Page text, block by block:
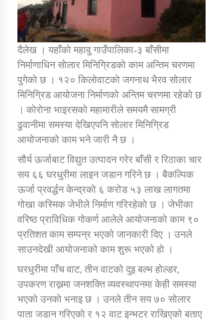
कर्णाली प्रविधि शिक्षालय जुम्लाको सुचना
सामाजिक बिकास कार्यालय जुम्लाकाे सुचना
कार्यक्रम कार्यान्वयन एकाई जुम्लाको सुचना
कर्णाली प्राविधि शिक्षालय जुम्लाको सुचना
दैलेख । यहाँकाे महावु गाउँपालिका-३ बाँसीमा
निर्माणाधिन साेलार मिनिग्रिडकाे काम अन्तिम चरणमा
पुगेकाे छ । १२० किलाेवाटकाे जगनाथ भैरव सोलार
मिनिग्रिड आयोजना निर्माणको अन्तिम चरणमा रहेकाे छ
। काेराेना भाइरसकाे महामारीले समयमै सामग्री
ढुवानीमा समस्या देखिएपनि साेलार मिनिग्रिड
आयोजनाको काम भने जारी नै छ ।
सौर्य ऊर्जाबाट विद्युत उत्पादन गरेर बाँसी र रिठाका चार
सय ६६ घरधुरीमा लाइन जडान गरिने छ । बैकल्पिक
ऊर्जा प्रवर्द्धन केन्द्रकाे ६ करोड ५३ लाख लागतमा
गोखा कस्मिक जेभीले निर्माण गरिरहेकाे छ । जेभीका
वरिष्ठ प्राविधिक गोकर्ण आलेले आयोजनाको काम ९०
प्रतिशत काम सम्पन्र भएको जानकारी दिए । उनले
साउनदेखी आयोजनाको काम शुरू भएको हाे ।
घरधुरीमा पाँच वाट, तीन वाटको दुइ बल्भ होल्डर,
उपकरण राख्नमा जनशक्ति व्यवस्थापनमा केही समस्या
भएकाे उनकाे भनाइ छ । उनले तीन सय ७० सोलार
पाता जडान गरिएकाे र १२ वाट इन्भटर राखिएको बताए